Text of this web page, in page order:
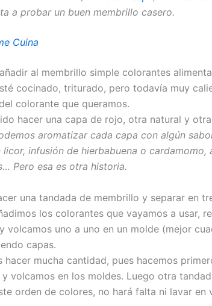
a probar un buen membrillo casero.
Cuina
al membrillo simple colorantes
cocinado, triturado, pero todavía muy
colorante que queramos.
hacer una capa de rojo, otra natural y
aromatizar cada capa con algún
licor, infusión de hierbabuena o
Pero esa es otra historia.
una tandada de membrillo y separar en
los colorantes que vayamos a usar,
volcamos uno a uno en un molde (mejor
capas.
hacer mucha cantidad, pues hacemos
volcamos en los moldes. Luego otra
orden de colores, no hará falta ni lavar en